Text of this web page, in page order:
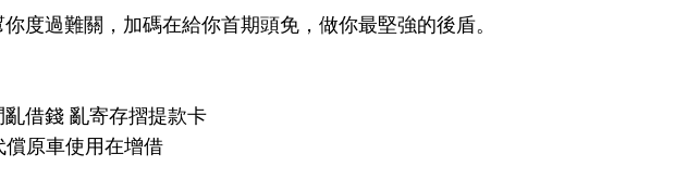
度過難關，加碼在給你首期頭免，做你最堅強的後盾。
借錢 亂寄存摺提款卡
原車使用在增借